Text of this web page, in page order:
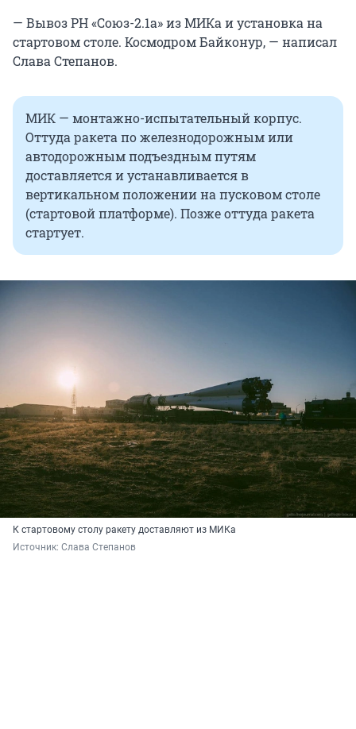
— Вывоз РН «Союз-2.1а» из МИКа и установка на
стартовом столе. Космодром Байконур, — написал
Слава Степанов.
МИК — монтажно-испытательный корпус.
Оттуда ракета по железнодорожным или
автодорожным подъездным путям
доставляется и устанавливается в
вертикальном положении на пусковом столе
(стартовой платформе). Позже оттуда ракета
стартует.
К стартовому столу ракету доставляют из МИКа
Источник: Слава Степанов